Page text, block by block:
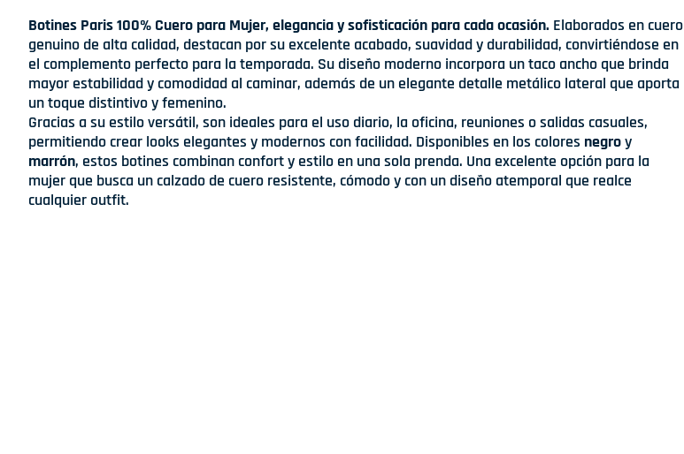
Botines Paris 100% Cuero para Mujer, elegancia y sofisticación para cada ocasión. Elaborados en cuero
genuino de alta calidad, destacan por su excelente acabado, suavidad y durabilidad, convirtiéndose en
el complemento perfecto para la temporada. Su diseño moderno incorpora un taco ancho que brinda
mayor estabilidad y comodidad al caminar, además de un elegante detalle metálico lateral que aporta
un toque distintivo y femenino.
Gracias a su estilo versátil, son ideales para el uso diario, la oficina, reuniones o salidas casuales,
permitiendo crear looks elegantes y modernos con facilidad. Disponibles en los colores negroy
marrón, estos botines combinan confort y estilo en una sola prenda. Una excelente opción para la
mujer que busca un calzado de cuero resistente, cómodo y con un diseño atemporal que realce
cualquier outfit.